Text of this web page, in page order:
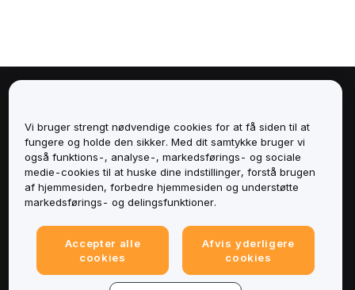
Tjenester
Support
Vi bruger strengt nødvendige cookies for at få siden til at
fungere og holde den sikker. Med dit samtykke bruger vi
også funktions-, analyse-, markedsførings- og sociale
medie-cookies til at huske dine indstillinger, forstå brugen
af hjemmesiden, forbedre hjemmesiden og understøtte
markedsførings- og delingsfunktioner.
Accepter alle
cookies
Afvis yderligere
cookies